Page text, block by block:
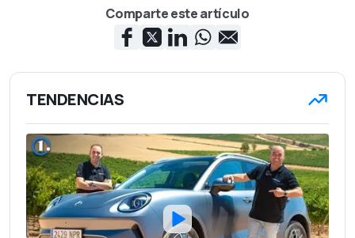
Comparte este artículo
TENDENCIAS